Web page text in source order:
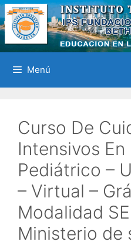
Saltar
al
contenido
Menú
Curso De
Intensivos
Pediátrico –
– Virtual –
Modalidad
Ministerio de